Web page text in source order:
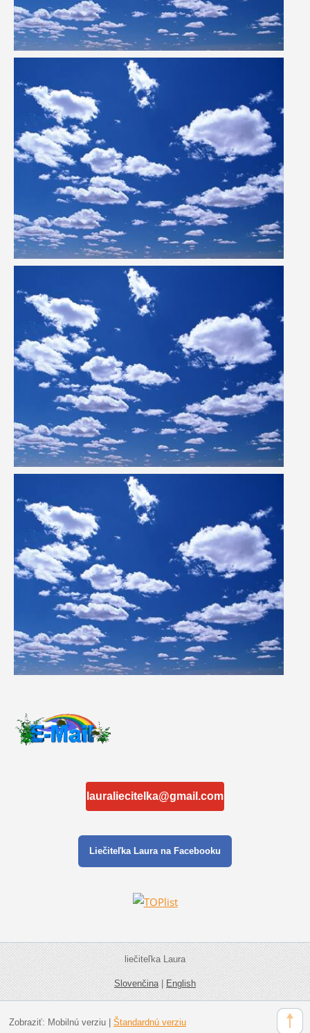
lauraliecitelka@gmail.com
Liečiteľka Laura na Facebooku
liečiteľka Laura
Slovenčina|English
Zobraziť: Mobilnú verziu| Štandardnú verziu